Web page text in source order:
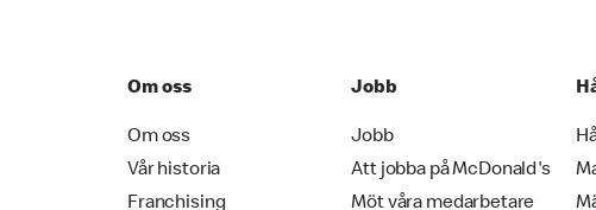
Om oss
Om oss
Vår historia
Franchising
Jobb
Jobb
Att jobba på McDonald's
Möt våra medarbetare